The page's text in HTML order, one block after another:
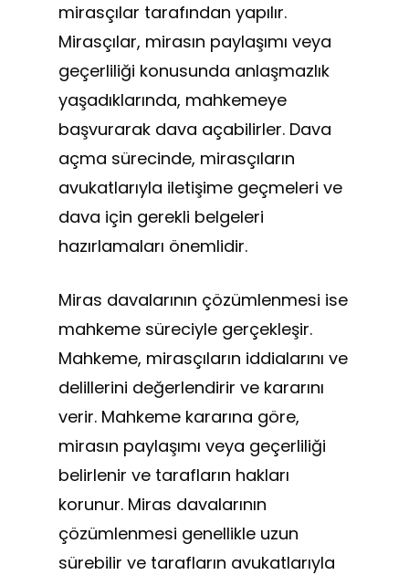
mirasçılar tarafından yapılır.
Mirasçılar, mirasın paylaşımı veya
geçerliliği konusunda anlaşmazlık
yaşadıklarında, mahkemeye
başvurarak dava açabilirler. Dava
açma sürecinde, mirasçıların
avukatlarıyla iletişime geçmeleri ve
dava için gerekli belgeleri
hazırlamaları önemlidir.
Miras davalarının çözümlenmesi ise
mahkeme süreciyle gerçekleşir.
Mahkeme, mirasçıların iddialarını ve
delillerini değerlendirir ve kararını
verir. Mahkeme kararına göre,
mirasın paylaşımı veya geçerliliği
belirlenir ve tarafların hakları
korunur. Miras davalarının
çözümlenmesi genellikle uzun
sürebilir ve tarafların avukatlarıyla